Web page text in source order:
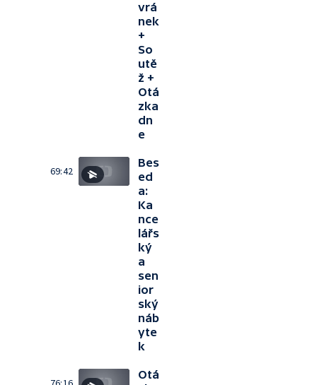
vrá
nek
+
So
utě
ž +
Otá
zka
dn
e
69:42
Bes
ed
a:
Ka
nce
lářs
ký
a
sen
ior
ský
náb
yte
k
Otá